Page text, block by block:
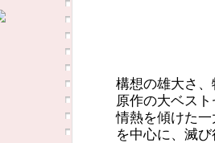
構想の雄大さ
原作の大ベス
情熱を傾けた
を中心に、滅